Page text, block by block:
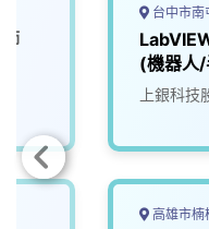
台中市南
(機器人
上銀科技
高雄市楠